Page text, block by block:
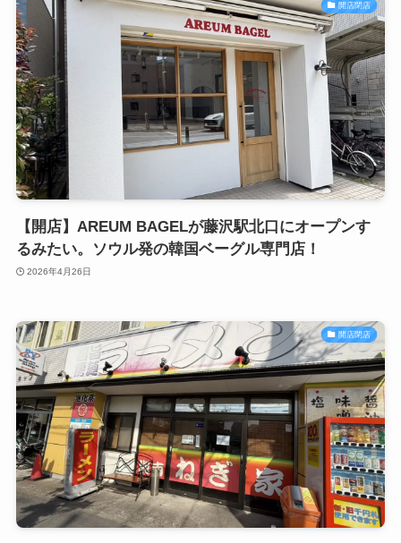
開店閉店
【開店】AREUM BAGELが藤沢駅北口にオープンす
るみたい。ソウル発の韓国ベーグル専門店！
2026年4月26日
開店閉店